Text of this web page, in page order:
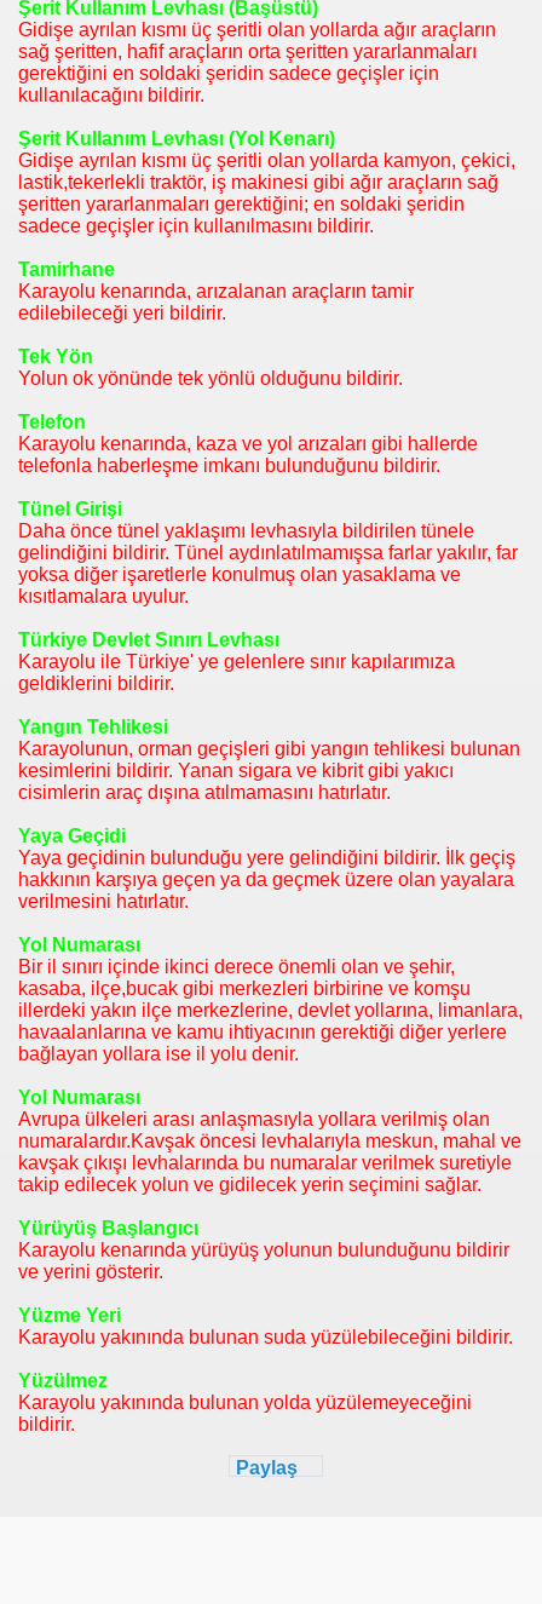
Şerit Kullanım Levhası (Başüstü)
Gidişe ayrılan kısmı üç şeritli olan yollarda ağır araçların
sağ şeritten, hafif araçların orta şeritten yararlanmaları
gerektiğini en soldaki şeridin sadece geçişler için
kullanılacağını bildirir.
Şerit Kullanım Levhası (Yol Kenarı)
Gidişe ayrılan kısmı üç şeritli olan yollarda kamyon, çekici,
lastik,tekerlekli traktör, iş makinesi gibi ağır araçların sağ
şeritten yararlanmaları gerektiğini; en soldaki şeridin
sadece geçişler için kullanılmasını bildirir.
Tamirhane
Karayolu kenarında, arızalanan araçların tamir
edilebileceği yeri bildirir.
Tek Yön
Yolun ok yönünde tek yönlü olduğunu bildirir.
Telefon
Karayolu kenarında, kaza ve yol arızaları gibi hallerde
telefonla haberleşme imkanı bulunduğunu bildirir.
Tünel Girişi
Daha önce tünel yaklaşımı levhasıyla bildirilen tünele
gelindiğini bildirir. Tünel aydınlatılmamışsa farlar yakılır, far
yoksa diğer işaretlerle konulmuş olan yasaklama ve
kısıtlamalara uyulur.
Türkiye Devlet Sınırı Levhası
Karayolu ile Türkiye' ye gelenlere sınır kapılarımıza
geldiklerini bildirir.
Yangın Tehlikesi
Karayolunun, orman geçişleri gibi yangın tehlikesi bulunan
kesimlerini bildirir. Yanan sigara ve kibrit gibi yakıcı
cisimlerin araç dışına atılmamasını hatırlatır.
Yaya Geçidi
Yaya geçidinin bulunduğu yere gelindiğini bildirir. İlk geçiş
hakkının karşıya geçen ya da geçmek üzere olan yayalara
verilmesini hatırlatır.
Yol Numarası
Bir il sınırı içinde ikinci derece önemli olan ve şehir,
kasaba, ilçe,bucak gibi merkezleri birbirine ve komşu
illerdeki yakın ilçe merkezlerine, devlet yollarına, limanlara,
havaalanlarına ve kamu ihtiyacının gerektiği diğer yerlere
bağlayan yollara ise il yolu denir.
Yol Numarası
Avrupa ülkeleri arası anlaşmasıyla yollara verilmiş olan
numaralardır.Kavşak öncesi levhalarıyla meskun, mahal ve
kavşak çıkışı levhalarında bu numaralar verilmek suretiyle
takip edilecek yolun ve gidilecek yerin seçimini sağlar.
Yürüyüş Başlangıcı
Karayolu kenarında yürüyüş yolunun bulunduğunu bildirir
ve yerini gösterir.
Yüzme Yeri
Karayolu yakınında bulunan suda yüzülebileceğini bildirir.
Yüzülmez
Karayolu yakınında bulunan yolda yüzülemeyeceğini
bildirir.
Paylaş